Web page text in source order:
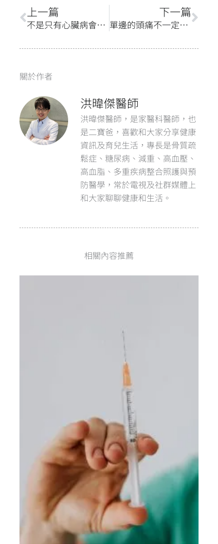
上一頁
上一篇
不是只有心臟病會呼吸喘～第3大死因的慢性阻塞性肺疾病
下一篇
單邊的頭痛不一定是偏頭痛~4成偏頭痛患者兩邊都痛
下
關於作者
洪暐傑醫師
洪暐傑醫師，是家醫科醫師，也
是二寶爸，喜歡和大家分享健康
資訊及育兒生活，專長是骨質疏
鬆症、糖尿病、減重、高血壓、
高血脂、多重疾病整合照護與預
防醫學，常於電視及社群媒體上
和大家聊聊健康和生活。
相關內容推薦